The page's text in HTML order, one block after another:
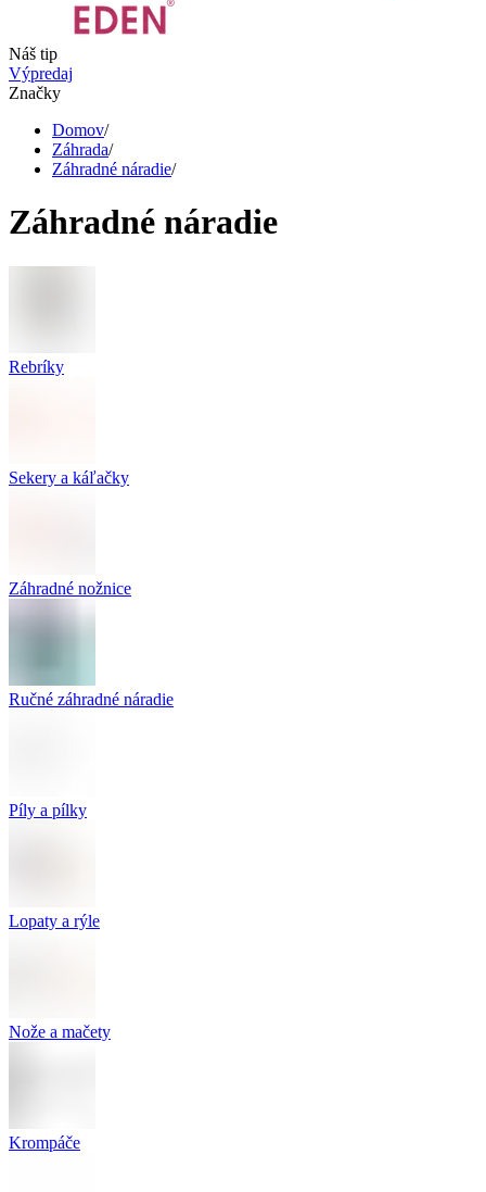
Náš tip
Výpredaj
Značky
Domov/
Záhrada/
Záhradné náradie/
Záhradné náradie
Rebríky
Sekery a káľačky
Záhradné nožnice
Ručné záhradné náradie
Píly a pílky
Lopaty a rýle
Nože a mačety
Krompáče